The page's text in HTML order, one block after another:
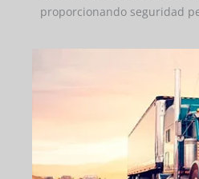
proporcionando seguridad